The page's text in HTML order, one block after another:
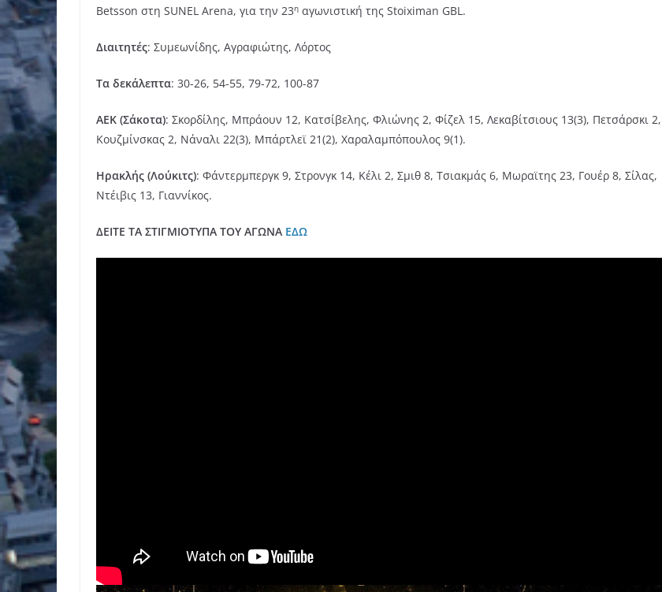
Betsson στη SUNEL Arena, για την 23η αγωνιστική της Stoiximan GBL.
Διαιτητές: Συμεωνίδης, Αγραφιώτης, Λόρτος
Τα δεκάλεπτα: 30-26, 54-55, 79-72, 100-87
ΑΕΚ (Σάκοτα): Σκορδίλης, Μπράουν 12, Κατσίβελης, Φλιώνης 2, Φίζελ 15, Λεκαβίτσιους 13(3), Πετσάρσκι 2,
Κουζμίνσκας 2, Νάναλι 22(3), Μπάρτλεϊ 21(2), Χαραλαμπόπουλος 9(1).
Ηρακλής (Λούκιτς): Φάντερμπεργκ 9, Στρονγκ 14, Κέλι 2, Σμιθ 8, Τσιακμάς 6, Μωραϊτης 23, Γουέρ 8, Σίλας,
Ντέιβις 13, Γιαννίκος.
ΔΕΙΤΕ ΤΑ ΣΤΙΓΜΙΟΤΥΠΑ ΤΟΥ ΑΓΩΝΑ ΕΔΩ